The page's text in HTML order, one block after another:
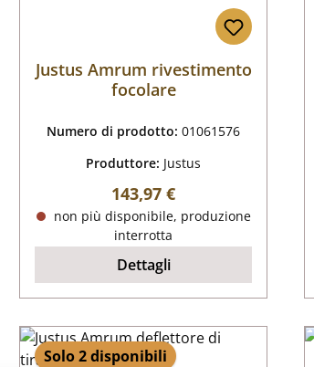
Justus Amrum rivestimento
focolare
Numero di prodotto:01061576
Produttore: Justus
Prezzo normale:
143,97 €
non più disponibile, produzione
interrotta
Dettagli
Solo 2 disponibili